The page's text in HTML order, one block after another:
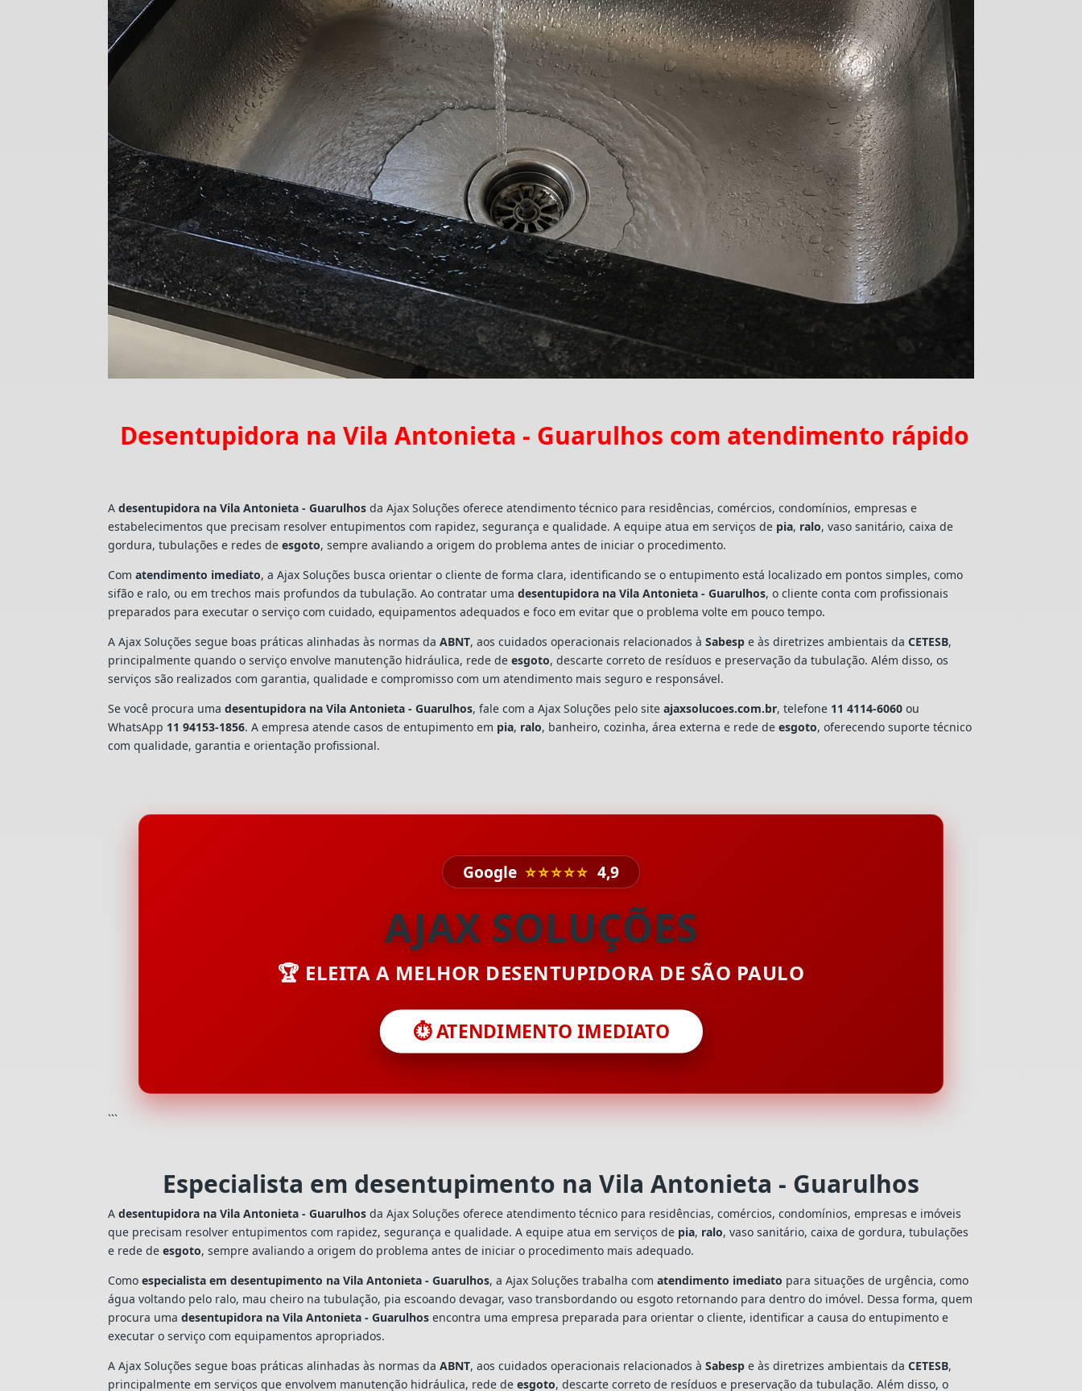
Desentupidora na Vila Antonieta - Guarulhos com atendimento rápido
Adesentupidora na Vila Antonieta - Guarulhos da Ajax Soluções oferece atendimento técnico para residências, comércios, condomínios, empresas e
estabelecimentos que precisam resolver entupimentos com rapidez, segurança e qualidade. A equipe atua em serviços de pia, ralo, vaso sanitário, caixa de
gordura, tubulações e redes deesgoto, sempre avaliando a origem do problema antes de iniciar o procedimento.
Comatendimento imediato, a Ajax Soluções busca orientar o cliente de forma clara, identificando se o entupimento está localizado em pontos simples, como
sifão e ralo, ou em trechos mais profundos da tubulação. Ao contratar umadesentupidora na Vila Antonieta - Guarulhos, o cliente conta com profissionais
preparados para executar o serviço com cuidado, equipamentos adequados e foco em evitar que o problema volte em pouco tempo.
A Ajax Soluções segue boas práticas alinhadas às normas daABNT, aos cuidados operacionais relacionados àSabesp e às diretrizes ambientais daCETESB,
principalmente quando o serviço envolve manutenção hidráulica, rede deesgoto, descarte correto de resíduos e preservação da tubulação. Além disso, os
serviços são realizados com garantia, qualidade e compromisso com um atendimento mais seguro e responsável.
Se você procura umadesentupidora na Vila Antonieta - Guarulhos, fale com a Ajax Soluções pelo siteajaxsolucoes.com.br, telefone 11 4114-6060 ou
WhatsApp 11 94153-1856. A empresa atende casos de entupimento em pia, ralo, banheiro, cozinha, área externa e rede deesgoto, oferecendo suporte técnico
com qualidade, garantia e orientação profissional.
Google ⭐⭐⭐⭐⭐ 4,9
AJAX SOLUÇÕES
🏆 ELEITA A MELHOR DESENTUPIDORA DE SÃO PAULO
⏱️ ATENDIMENTO IMEDIATO
```
Especialista em desentupimento na Vila Antonieta - Guarulhos
Adesentupidora na Vila Antonieta - Guarulhos da Ajax Soluções oferece atendimento técnico para residências, comércios, condomínios, empresas e imóveis
que precisam resolver entupimentos com rapidez, segurança e qualidade. A equipe atua em serviços de pia, ralo, vaso sanitário, caixa de gordura, tubulações
e rede deesgoto, sempre avaliando a origem do problema antes de iniciar o procedimento mais adequado.
Comoespecialista em desentupimento na Vila Antonieta - Guarulhos, a Ajax Soluções trabalha comatendimento imediato para situações de urgência, como
água voltando pelo ralo, mau cheiro na tubulação, pia escoando devagar, vaso transbordando ou esgoto retornando para dentro do imóvel. Dessa forma, quem
procura umadesentupidora na Vila Antonieta - Guarulhos encontra uma empresa preparada para orientar o cliente, identificar a causa do entupimento e
executar o serviço com equipamentos apropriados.
A Ajax Soluções segue boas práticas alinhadas às normas daABNT, aos cuidados operacionais relacionados àSabesp e às diretrizes ambientais daCETESB,
principalmente em serviços que envolvem manutenção hidráulica, rede deesgoto, descarte correto de resíduos e preservação da tubulação. Além disso, o